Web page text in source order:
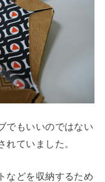
でもいいのではない
ていました。
などを収納するため